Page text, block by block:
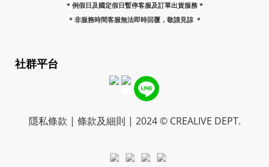
* 例假日及國定假日暫停客服及訂單出貨服務 *
* 非服務時間客服無法即時回覆，敬請見諒 *
社群平台
隱私條款 | 條款及細則 | 2024 © CREALIVE DEPT.